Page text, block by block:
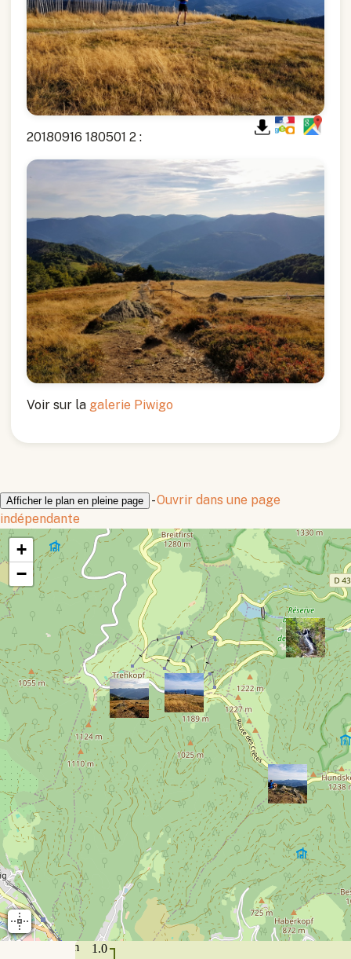
20180916 180501 2 :
Voir sur la galerie Piwigo
Afficher le plan en pleine page -Ouvrir dans une page
indépendante